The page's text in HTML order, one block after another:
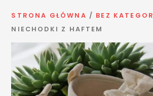
content
STRONA GŁÓWNA / BEZ
NIECHODKI Z HAFTEM